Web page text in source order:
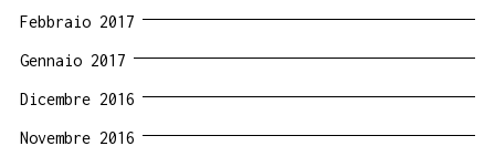
Febbraio 2017
Gennaio 2017
Dicembre 2016
Novembre 2016